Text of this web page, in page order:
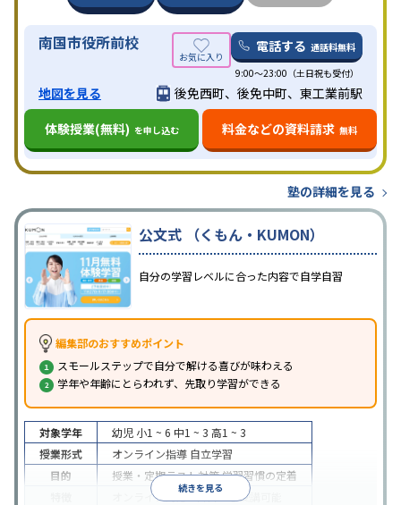
南国市役所前校 電話する 通話料無料
9:00～23:00（土日祝も受付）
地図を見る
後免西町、後免中町、東工業前駅
体験授業(無料) を申し込む 料金などの資料請求 無料
塾の詳細を見る
公文式 （くもん・KUMON）
自分の学習レベルに合った内容で自学自習
編集部のおすすめポイント
スモールステップで自分で解ける喜びが味わえる
学年や年齢にとらわれず、先取り学習ができる
続きを見る
対象学年 幼児 小1 ~ 6 中1 ~ 3 高1 ~ 3
授業形式
オンライン指導 自立学習
目的
授業・定期テスト対策学習習慣の定着
オンライン対応1科目から受講可能